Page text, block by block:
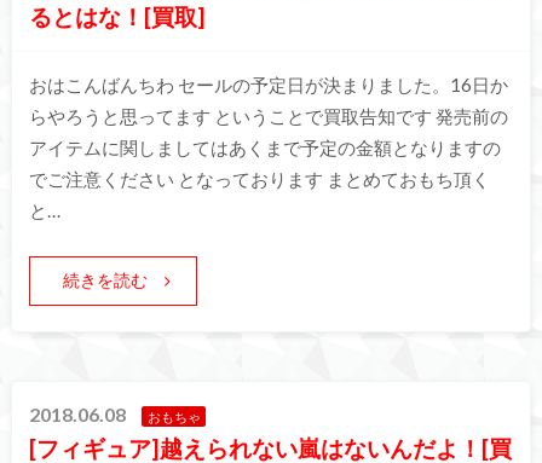
るとはな！[買取]
おはこんばんちわ セールの予定日が決まりました。16日か
らやろうと思ってます ということで買取告知です 発売前の
アイテムに関しましてはあくまで予定の金額となりますの
でご注意ください となっております まとめておもち頂く
と…
続きを読む
2018.06.08 おもちゃ
[フィギュア]越えられない嵐はないんだよ！[買